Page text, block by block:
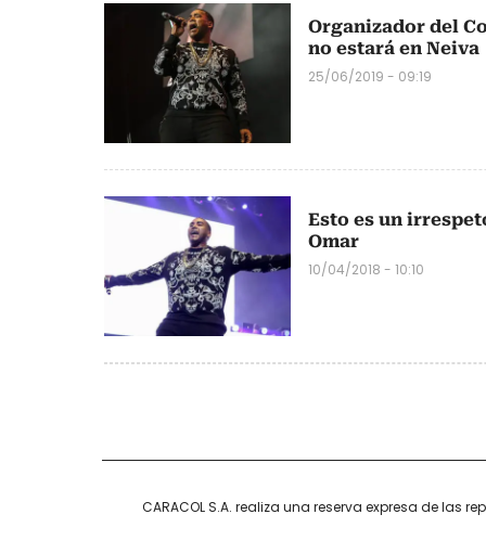
Organizador del
no estará en Neiva
25/06/2019 - 09:19
Esto es un
Omar
10/04/2018 - 10:10
CARACOL S.A. realiza una reserva expresa de